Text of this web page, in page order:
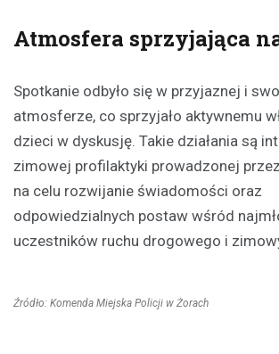
Atmosfera sprzyjająca
Spotkanie odbyło się w przyjaznej i
atmosferze, co sprzyjało aktywnemu
dzieci w dyskusję. Takie działania są
zimowej profilaktyki prowadzonej
na celu rozwijanie świadomości oraz
odpowiedzialnych postaw wśród
uczestników ruchu drogowego i
Źródło: Komenda Miejska Policji w Żorach